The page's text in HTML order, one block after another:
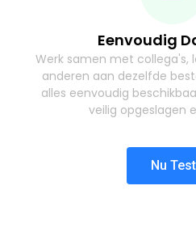
Eenvoudig
Werk samen met collega's,
anderen aan dezelfde
alles eenvoudig
veilig opgeslagen
Nu